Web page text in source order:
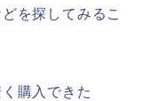
を探してみるこ
購入できた